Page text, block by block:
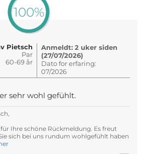
100%
Pietsch
Par
60-69 år
Anmeldt: 2 uker siden
(27/07/2026)
Dato for erfaring:
07/2026
sehr wohl gefühlt.
Ihre schöne Rückmeldung. Es freut
sich bei uns rundum wohlgefühlt haben